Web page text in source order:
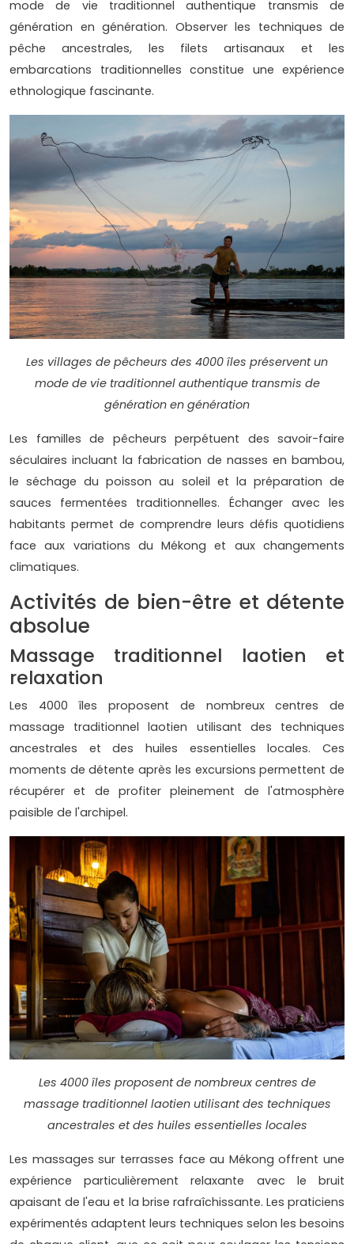
mode de vie traditionnel authentique transmis de
génération en génération. Observer les techniques de
pêche ancestrales, les filets artisanaux et les
embarcations traditionnelles constitue une expérience
ethnologique fascinante.
Les villages de pêcheurs des 4000 îles préservent un
mode de vie traditionnel authentique transmis de
génération en génération
Les familles de pêcheurs perpétuent des savoir-faire
séculaires incluant la fabrication de nasses en bambou,
le séchage du poisson au soleil et la préparation de
sauces fermentées traditionnelles. Échanger avec les
habitants permet de comprendre leurs défis quotidiens
face aux variations du Mékong et aux changements
climatiques.
Activités de bien-être et détente
absolue
Massage traditionnel laotien et
relaxation
Les 4000 îles proposent de nombreux centres de
massage traditionnel laotien utilisant des techniques
ancestrales et des huiles essentielles locales. Ces
moments de détente après les excursions permettent de
récupérer et de profiter pleinement de l'atmosphère
paisible de l'archipel.
Les 4000 îles proposent de nombreux centres de
massage traditionnel laotien utilisant des techniques
ancestrales et des huiles essentielles locales
Les massages sur terrasses face au Mékong offrent une
expérience particulièrement relaxante avec le bruit
apaisant de l'eau et la brise rafraîchissante. Les praticiens
expérimentés adaptent leurs techniques selon les besoins